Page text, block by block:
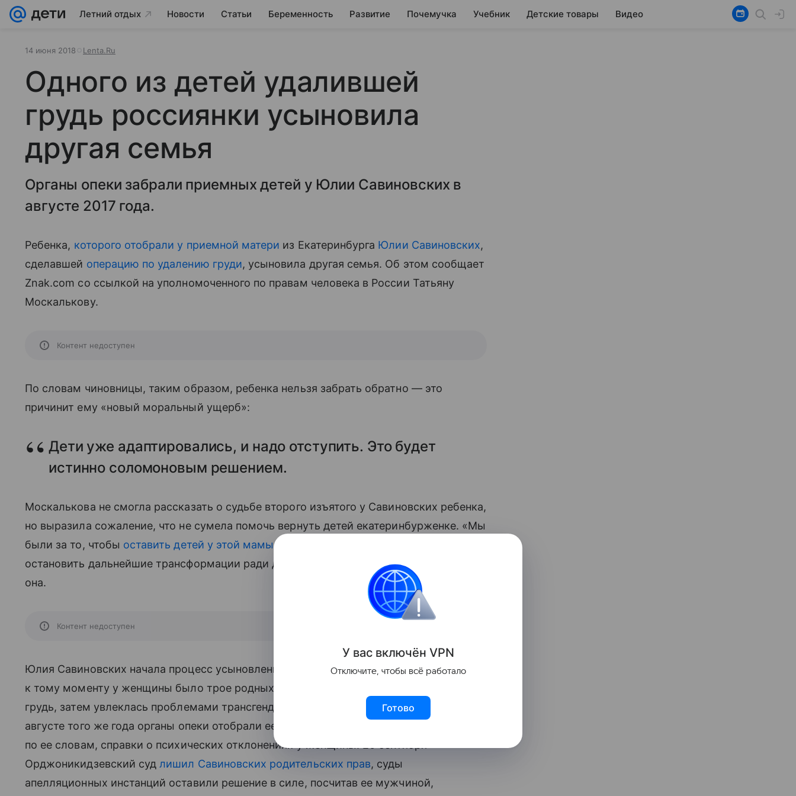
Летний отдых Новости Статьи Беременность Развитие Почемучка Учебник Детские товары Видео
14 июня 2018 Lenta.Ru
Одного из детей удалившей
грудь россиянки усыновила
другая семья
Органы опеки забрали приемных детей у Юлии Савиновских в
августе 2017 года.
Ребенка, которого отобрали у приемной матери из Екатеринбурга Юлии Савиновских,
сделавшей операцию по удалению груди, усыновила другая семья. Об этом сообщает
Znak.com со ссылкой на уполномоченного по правам человека в России Татьяну
Москалькову.
Контент недоступен
По словам чиновницы, таким образом, ребенка нельзя забрать обратно — это
причинит ему «новый моральный ущерб»:
Дети уже адаптировались, и надо отступить. Это будет
истинно соломоновым решением.
Москалькова не смогла рассказать о судьбе второго изъятого у Савиновских ребенка,
но выразила сожаление, что не сумела помочь вернуть детей екатеринбурженке. «Мы
были за то, чтобы оставить детей у этой мамы. Тем более, что она была готова
остановить дальнейшие трансформации ради детей, и дети ее любили», — признала
она.
Контент недоступен
Юлия Савиновских начала процесс усыновления двух мальчиков в 2015 и 2016 годах,
к тому моменту у женщины было трое родных детей. В начале 2017-го она удалила
грудь, затем увлеклась проблемами трансгендеров и начала вести об этом блог. В
августе того же года органы опеки отобрали ее детей, предоставив суду фальшивые,
по ее словам, справки о психических отклонениях у женщины. 20 сентября
Орджоникидзевский судлишил Савиновских родительских прав, суды
апелляционных инстанций оставили решение в силе, посчитав ее мужчиной,
У вас включён VPN
Отключите, чтобы всё работало
Готово